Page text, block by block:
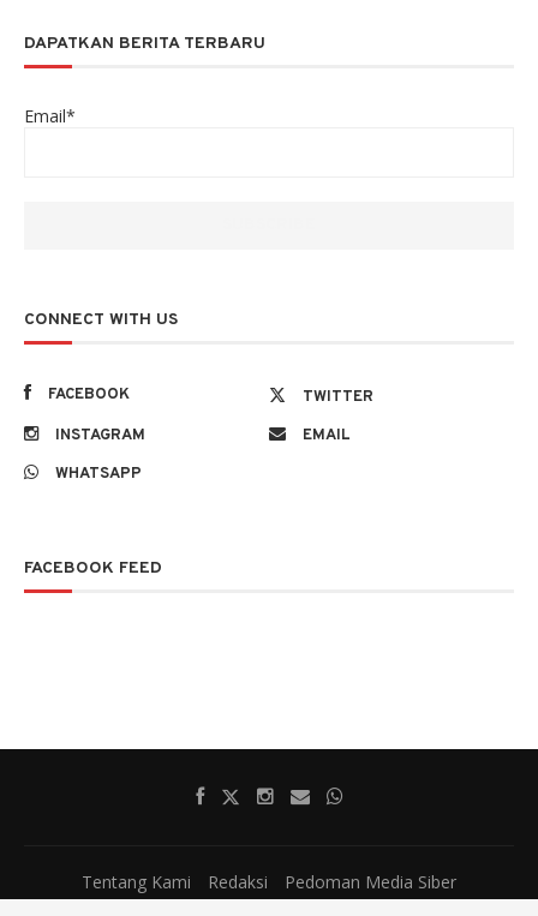
DAPATKAN BERITA TERBARU
Email*
CONNECT WITH US
FACEBOOK
TWITTER
INSTAGRAM
EMAIL
WHATSAPP
FACEBOOK FEED
Tentang Kami Redaksi Pedoman Media Siber